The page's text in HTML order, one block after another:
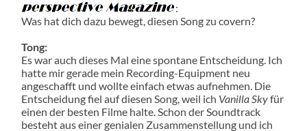
:
Was hat dich dazu bewegt, diesen Song zu covern?
Tong:
Es war auch dieses Mal eine spontane Entscheidung. Ich
hatte mir gerade mein Recording-Equipment neu
angeschafft und wollte einfach etwas aufnehmen. Die
Entscheidung fiel auf diesen Song, weil ich Vanilla Skyfür
einen der besten Filme halte. Schon der Soundtrack
besteht aus einer genialen Zusammenstellung und ich